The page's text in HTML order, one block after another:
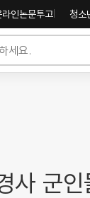
라인논문투고 청소
사 군